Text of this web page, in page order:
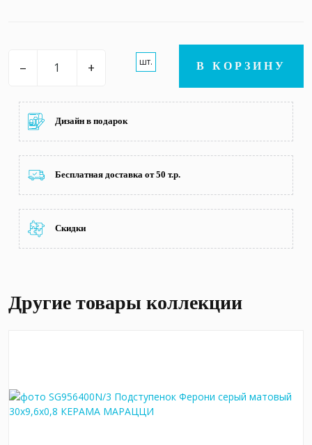
– + шт. В КОРЗИНУ
Дизайн в подарок
Бесплатная доставка от 50 т.р.
Скидки
Другие товары коллекции